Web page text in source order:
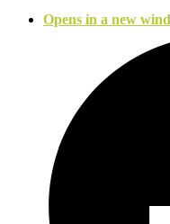
Opens in a new